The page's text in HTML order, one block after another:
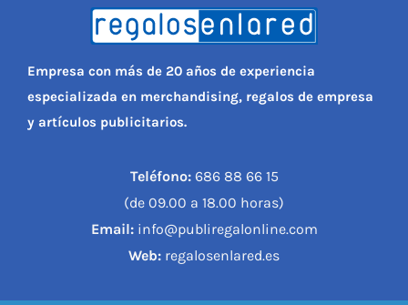
Empresa con más de 20 años de experiencia
especializada en merchandising, regalos de empresa
y artículos publicitarios.
Teléfono:686 88 66 15
(de 09.00 a 18.00 horas)
Email:info@publiregalonline.com
Web: regalosenlared.es